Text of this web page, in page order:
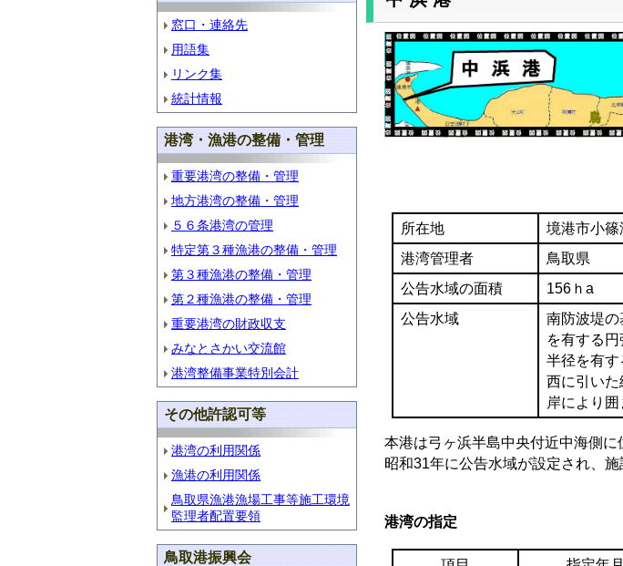
窓口・連絡先
用語集
リンク集
統計情報
港湾・漁港の整備・管理
重要港湾の整備・管理
地方港湾の整備・管理
５６条港湾の管理
特定第３種漁港の整備・管理
第３種漁港の整備・管理
第２種漁港の整備・管理
重要港湾の財政収支
みなとさかい交流館
港湾整備事業特別会計
その他許認可等
港湾の利用関係
漁港の利用関係
鳥取県漁港漁場工事等施工環境
監理者配置要領
鳥取港振興会
所在地
境港市小篠
港湾管理者
鳥取県
公告水域の面積
156ｈa
公告水域
南防波堤
を有する
半径を有
西に引い
岸により
本港は弓ヶ浜半島中央付近中海側に
昭和31年に公告水域が設定され、
港湾の指定